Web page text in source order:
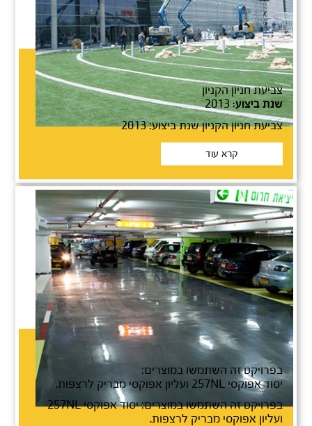
גראנד קניון באר שבע
צביעת חניון הקניון
שנת ביצוע:2013
צביעת חניון הקניון שנת ביצוע: 2013
קרא עוד
חניון יגאל אלון בתל אביב
בפרויקט זה השתמשו במוצרים:
יסוד אפוקסי 257NL ועליון אפוקסי מבריק לרצפות.
בפרויקט זה השתמשו במוצרים: יסוד אפוקסי 257NL
ועליון אפוקסי מבריק לרצפות.